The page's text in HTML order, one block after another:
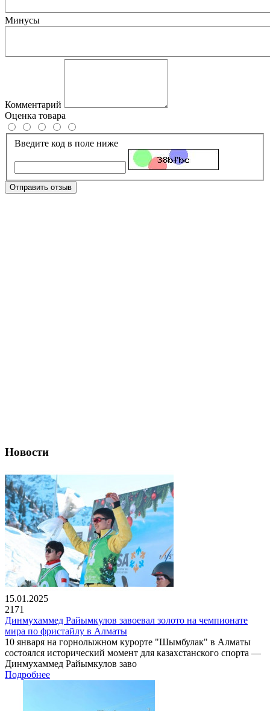
Минусы
Комментарий
Оценка товара
Введите код в поле ниже
Отправить отзыв
Новости
15.01.2025
2171
Динмухаммед Райымкулов завоевал золото на чемпионате
мира по фристайлу в Алматы
10 января на горнолыжном курорте "Шымбулак" в Алматы
состоялся исторический момент для казахстанского спорта —
Динмухаммед Райымкулов заво
Подробнее